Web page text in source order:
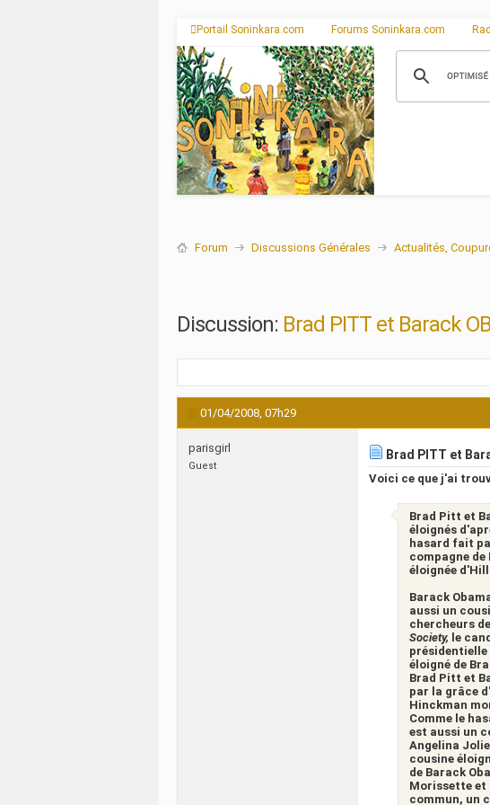
Portail Soninkara.com Forums Soninkara.com
Forum Discussions Générales Actualités,
Discussion: Brad PITT et Barack
01/04/2008, 07h29
parisgirl
Guest
Brad PITT et
Voici ce que j'ai
Brad Pitt et
éloignés
hasard fait
compagne
éloignée
Barack
aussi un
chercheurs
Society, le
présidentielle
éloigné de
Brad Pitt et
par la grâce
Hinckman
Comme le
est aussi un
Angelina
cousine
de Barack
Morissette et
commun, un